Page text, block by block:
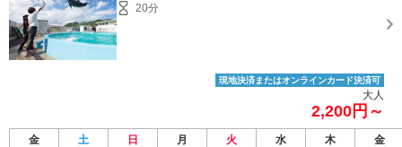
20分
現地決済またはオンラインカード決済可
大人
2,200円～
金 土 日 月 火 水 木
金